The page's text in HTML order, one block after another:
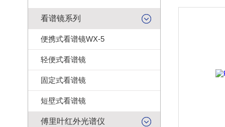
看谱镜系列
便携式看谱镜WX-5
轻便式看谱镜
固定式看谱镜
短壁式看谱镜
傅里叶红外光谱仪